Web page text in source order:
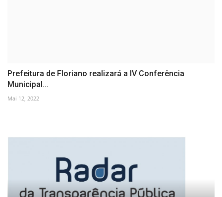
Prefeitura de Floriano realizará a IV Conferência
Municipal...
Mai 12, 2022